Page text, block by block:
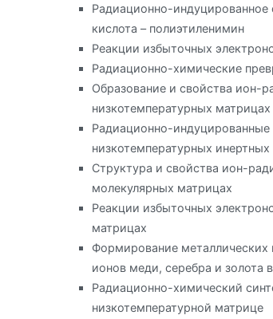
Радиационно-
кислота – полиэтиленимин
Реакции избыточных
Радиационно-химические
Образование и свойства ион-
низкотемпературных матрицах
Радиационно-
низкотемпературных
Структура и свойства ион-
молекулярных матрицах
Реакции избыточных
матрицах
Формирование металлических
ионов меди, серебра и золота
Радиационно-химический
низкотемпературной матрице